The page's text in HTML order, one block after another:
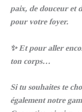
paix, de douceur et
pour votre foyer.
✨ Et pour aller
ton corps…
Si tu souhaites te
également notre